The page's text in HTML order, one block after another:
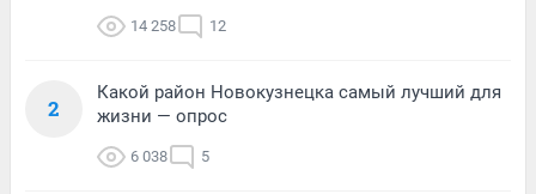
14 258 12
2
Какой район Новокузнецка самый лучший для
жизни — опрос
6 038 5